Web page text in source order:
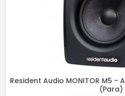
Resident Audio MONITOR M5 -
(para)